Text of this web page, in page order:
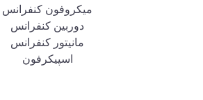
میکروفون کنفرانس
دوربین کنفرانس
مانیتور کنفرانس
اسپیکرفون